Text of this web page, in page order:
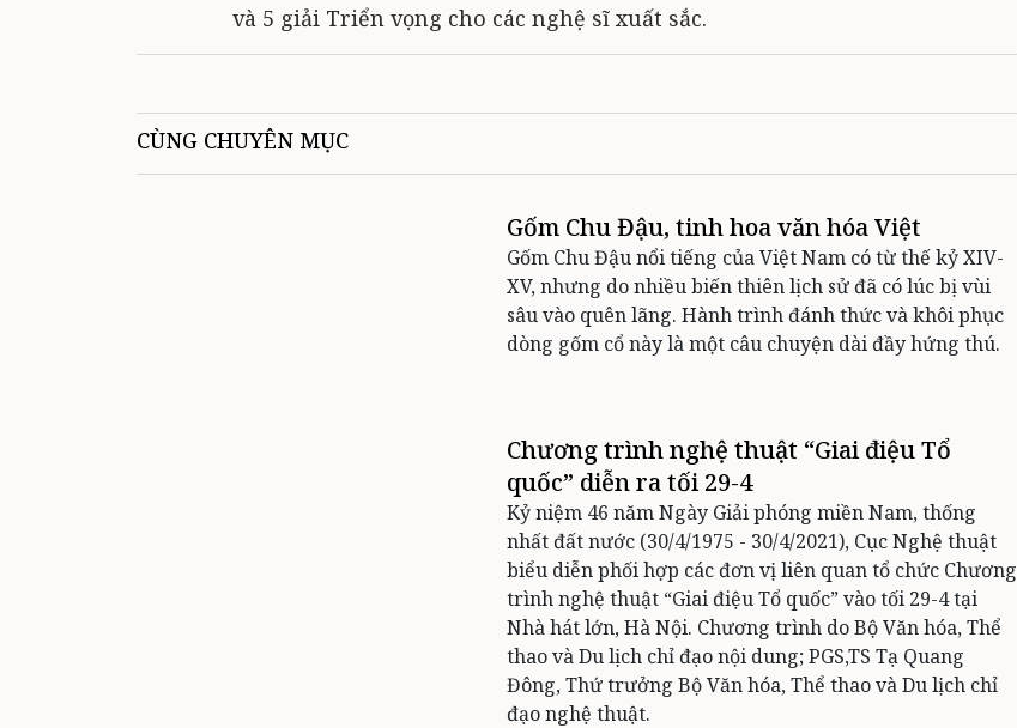
và 5 giải Triển vọng cho các nghệ sĩ xuất sắc.
CÙNG CHUYÊN MỤC
Gốm Chu Đậu, tinh hoa văn hóa Việt
Gốm Chu Đậu nổi tiếng của Việt Nam có từ thế kỷ XIV-
XV, nhưng do nhiều biến thiên lịch sử đã có lúc bị vùi
sâu vào quên lãng. Hành trình đánh thức và khôi phục
dòng gốm cổ này là một câu chuyện dài đầy hứng thú.
Chương trình nghệ thuật “Giai điệu Tổ
quốc” diễn ra tối 29-4
Kỷ niệm 46 năm Ngày Giải phóng miền Nam, thống
nhất đất nước (30/4/1975 - 30/4/2021), Cục Nghệ thuật
biểu diễn phối hợp các đơn vị liên quan tổ chức Chương
trình nghệ thuật “Giai điệu Tổ quốc” vào tối 29-4 tại
Nhà hát lớn, Hà Nội. Chương trình do Bộ Văn hóa, Thể
thao và Du lịch chỉ đạo nội dung; PGS,TS Tạ Quang
Đông, Thứ trưởng Bộ Văn hóa, Thể thao và Du lịch chỉ
đạo nghệ thuật.